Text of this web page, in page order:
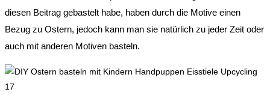
diesen Beitrag gebastelt habe, haben durch die Motive einen
Bezug zu Ostern, jedoch kann man sie natürlich zu jeder Zeit oder
auch mit anderen Motiven basteln.